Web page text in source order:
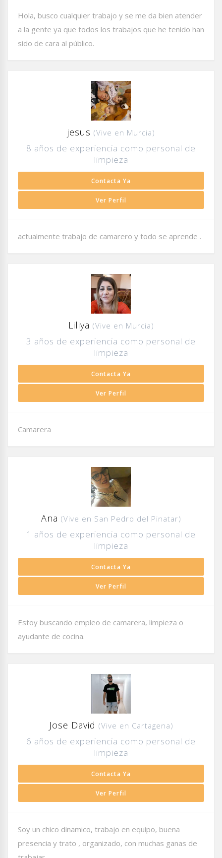
Hola, busco cualquier trabajo y se me da bien atender
a la gente ya que todos los trabajos que he tenido han
sido de cara al público.
jesus (Vive en Murcia)
8 años de experiencia como personal de
limpieza
Contacta Ya
Ver Perfil
actualmente trabajo de camarero y todo se aprende .
Liliya (Vive en Murcia)
3 años de experiencia como personal de
limpieza
Contacta Ya
Ver Perfil
Camarera
Ana (Vive en San Pedro del Pinatar)
1 años de experiencia como personal de
limpieza
Contacta Ya
Ver Perfil
Estoy buscando empleo de camarera, limpieza o
ayudante de cocina.
Jose David (Vive en Cartagena)
6 años de experiencia como personal de
limpieza
Contacta Ya
Ver Perfil
Soy un chico dinamico, trabajo en equipo, buena
presencia y trato , organizado, con muchas ganas de